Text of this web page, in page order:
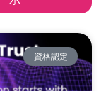
資格認定